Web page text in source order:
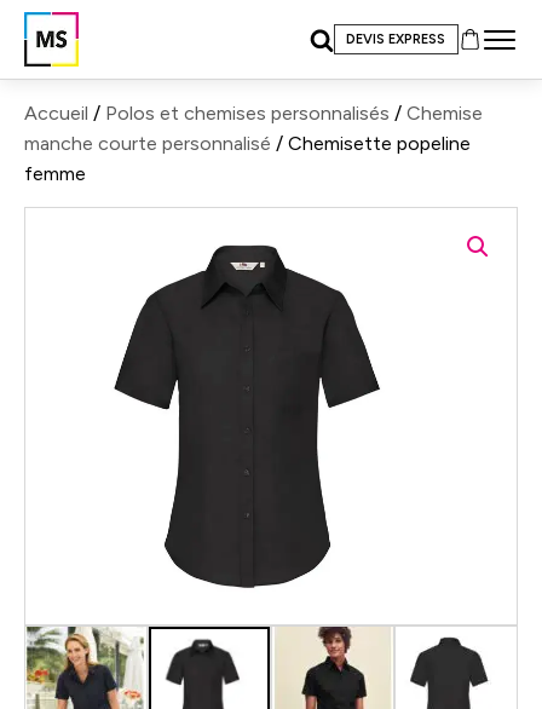
DEVIS EXPRESS
Accueil / Polos et chemises personnalisés / Chemise
manche courte personnalisé / Chemisette popeline
femme